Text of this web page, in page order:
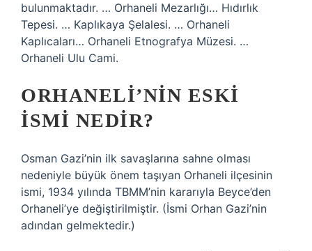
bulunmaktadır. … Orhaneli Mezarlığı… Hıdırlık
Tepesi. … Kaplıkaya Şelalesi. … Orhaneli
Kaplıcaları… Orhaneli Etnografya Müzesi. …
Orhaneli Ulu Cami.
ORHANELI’NIN ESKI
ISMI NEDIR?
Osman Gazi’nin ilk savaşlarına sahne olması
nedeniyle büyük önem taşıyan Orhaneli ilçesinin
ismi, 1934 yılında TBMM’nin kararıyla Beyce’den
Orhaneli’ye değiştirilmiştir. (İsmi Orhan Gazi’nin
adından gelmektedir.)